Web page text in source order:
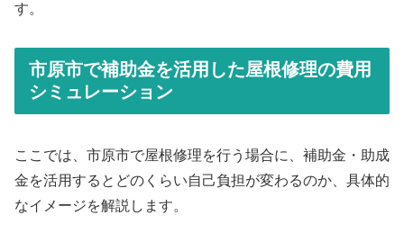
す。
市原市で補助金を活用した屋根修理の費用
シミュレーション
ここでは、市原市で屋根修理を行う場合に、補助金・助成
金を活用するとどのくらい自己負担が変わるのか、具体的
なイメージを解説します。